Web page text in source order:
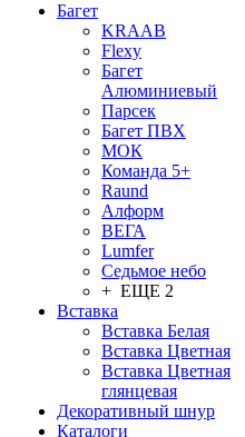
Багет
KRAAB
Flexy
Багет
Алюминиевый
Парсек
Багет ПВХ
МОК
Команда 5+
Raund
Алформ
ВЕГА
Lumfer
Седьмое небо
+ ЕЩЕ 2
Вставка
Вставка Белая
Вставка Цветная
Вставка Цветная
глянцевая
Декоративный шнур
Каталоги